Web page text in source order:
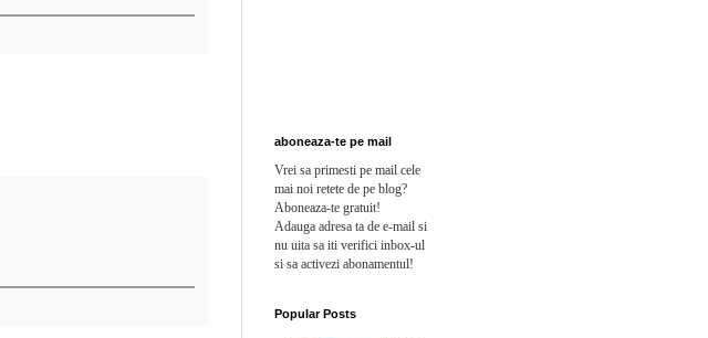
aboneaza-te pe mail
Vrei sa primesti pe mail cele
mai noi retete de pe blog?
Aboneaza-te gratuit!
Adauga adresa ta de e-mail si
nu uita sa iti verifici inbox-ul
si sa activezi abonamentul!
Popular Posts